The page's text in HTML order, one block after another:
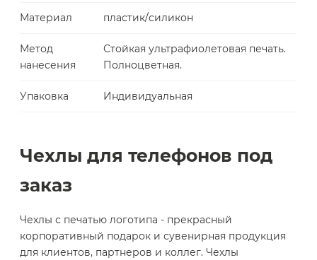
Материал пластик/силикон
Метод
нанесения
Стойкая ультрафиолетовая печать.
Полноцветная.
Упаковка Индивидуальная
Чехлы для телефонов под
заказ
Чехлы с печатью логотипа - прекрасный
корпоративный подарок и сувенирная продукция
для клиентов, партнеров и коллег. Чехлы